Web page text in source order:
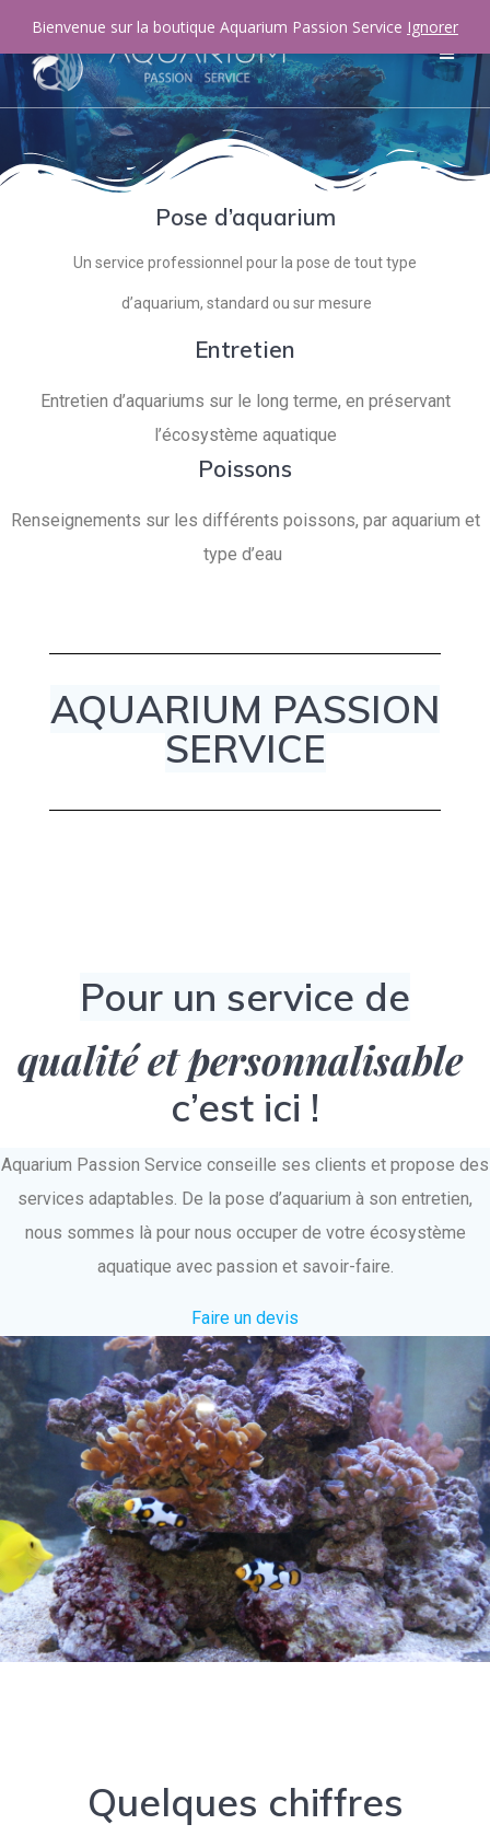
Pose d’aquarium
Un service professionnel pour la pose de tout type
d’aquarium, standard ou sur mesure
Entretien
Entretien d’aquariums sur le long terme, en préservant
l’écosystème aquatique
Poissons
Renseignements sur les différents poissons, par aquarium et
type d’eau
AQUARIUM PASSION
SERVICE
Pour un service de
qualité et personnalisable
c’est ici !
Aquarium Passion Service conseille ses clients et propose des
services adaptables. De la pose d’aquarium à son entretien,
nous sommes là pour nous occuper de votre écosystème
aquatique avec passion et savoir-faire.
Faire un devis
Quelques chiffres
Bienvenue sur la boutique Aquarium Passion Service Ignorer